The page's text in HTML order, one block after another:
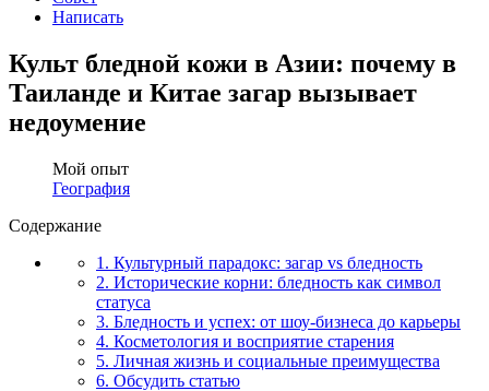
Написать
Культ бледной кожи в Азии: почему в
Таиланде и Китае загар вызывает
недоумение
Мой опыт
География
Содержание
1. Культурный парадокс: загар vs бледность
2. Исторические корни: бледность как символ
статуса
3. Бледность и успех: от шоу-бизнеса до карьеры
4. Косметология и восприятие старения
5. Личная жизнь и социальные преимущества
6. Обсудить статью